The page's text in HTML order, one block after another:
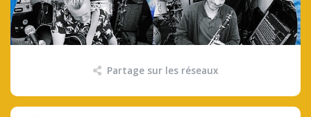
Partage sur les réseaux